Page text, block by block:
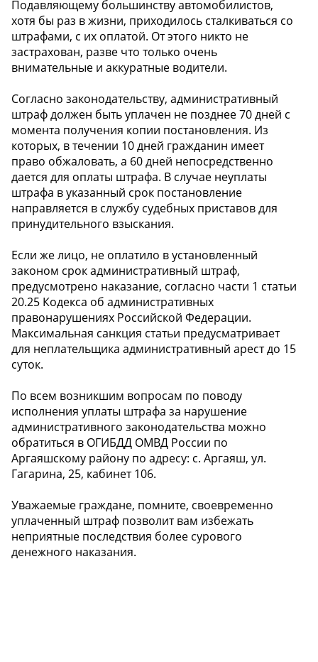
Подавляющему большинству автомобилистов,
хотя бы раз в жизни, приходилось сталкиваться со
штрафами, с их оплатой. От этого никто не
застрахован, разве что только очень
внимательные и аккуратные водители.
Согласно законодательству, административный
штраф должен быть уплачен не позднее 70 дней с
момента получения копии постановления. Из
которых, в течении 10 дней гражданин имеет
право обжаловать, а 60 дней непосредственно
дается для оплаты штрафа. В случае неуплаты
штрафа в указанный срок постановление
направляется в службу судебных приставов для
принудительного взыскания.
Если же лицо, не оплатило в установленный
законом срок административный штраф,
предусмотрено наказание, согласно части 1 статьи
20.25 Кодекса об административных
правонарушениях Российской Федерации.
Максимальная санкция статьи предусматривает
для неплательщика административный арест до 15
суток.
По всем возникшим вопросам по поводу
исполнения уплаты штрафа за нарушение
административного законодательства можно
обратиться в ОГИБДД ОМВД России по
Аргаяшскому району по адресу: с. Аргаяш, ул.
Гагарина, 25, кабинет 106.
Уважаемые граждане, помните, своевременно
уплаченный штраф позволит вам избежать
неприятные последствия более сурового
денежного наказания.